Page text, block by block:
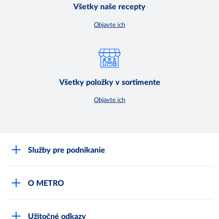
Všetky naše recepty
Objavte ich
Všetky položky v sortimente
Objavte ich
Služby pre podnikanie
O METRO
Užitočné odkazy